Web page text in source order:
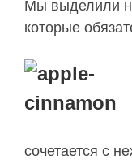
Мы выделили
которые
сочетается с